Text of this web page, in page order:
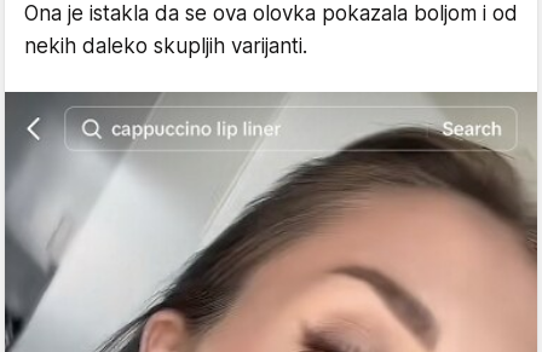
Ona je istakla da se ova olovka pokazala boljom i od
nekih daleko skupljih varijanti.